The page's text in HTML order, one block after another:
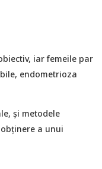
iar femeile par
endometrioza
și metodele
a unui